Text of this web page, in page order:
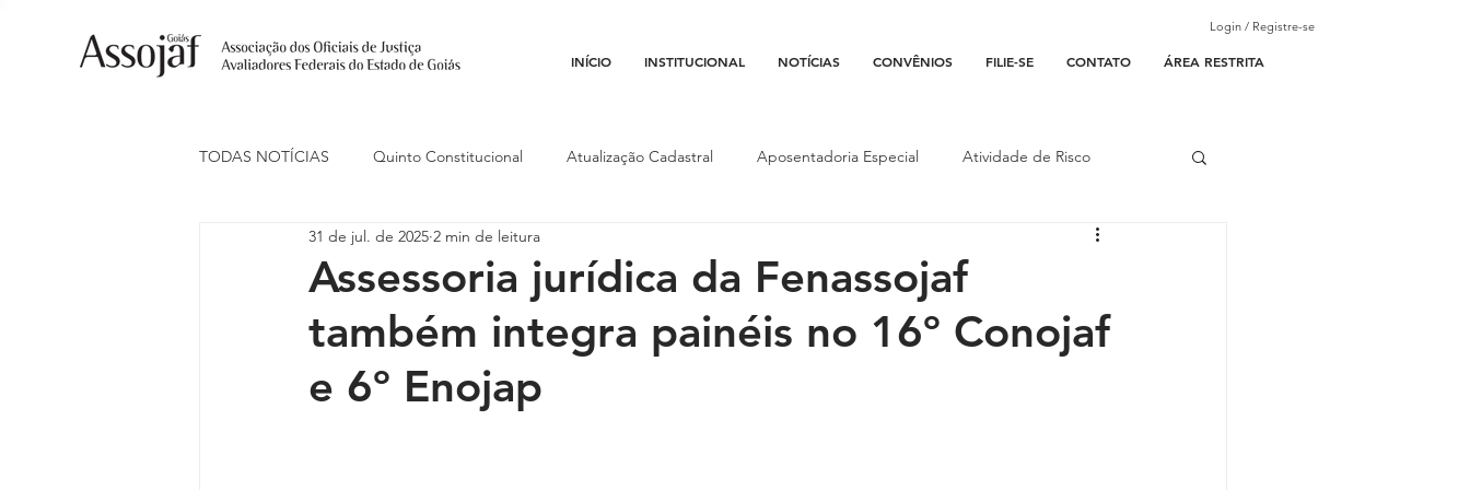
INÍCIO INSTITUCIONAL NOTÍCIAS CONVÊNIOS FILIE-SE CONTATO ÁREA RESTRITA
Login / Registre-se
TODAS NOTÍCIAS Quinto Constitucional Atualização Cadastral Aposentadoria Especial Atividade de Risco
Ações Judiciais Carreira Conojaf
Indenização de Transporte Isenção Fiscal Justiça do Trabalho Justiça Federal
Assessoria jurídica da Fenassojaf
também integra painéis no 16º Conojaf
e 6º Enojap
31 de jul. de 2025 2 min de leitura